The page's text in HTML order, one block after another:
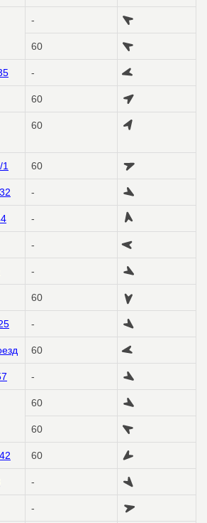
-
60
-
60
60
60
-
-
-
-
60
-
60
-
60
60
60
-
-